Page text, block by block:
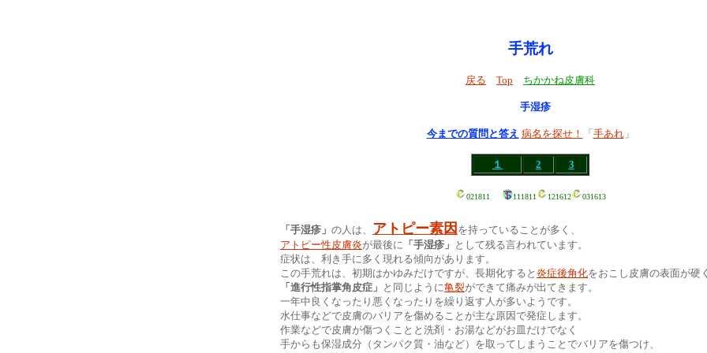
手荒れ
戻る Top ちかかね皮膚科
手湿疹
今までの質問と答え 病名を探せ！ 「 手あれ」
１ 2 3
021811 111811 121612 031613
「手湿疹」 の人は、 アトピー素因 を持っていることが多く、
アトピー性皮膚炎が最後に 「手湿疹」 として残る言われています。
症状は、利き手に多く現れる傾向があります。
この手荒れは、初期はかゆみだけですが、長期化すると 炎症後角化をおこし皮膚の表面が硬
「進行性指掌角皮症」 と同じように亀裂ができて痛みが出てきます。
一年中良くなったり悪くなったりを繰り返す人が多いようです。
水仕事などで皮膚のバリアを傷めることが主な原因で発症します。
作業などで皮膚が傷つくことと洗剤・お湯などがお皿だけでなく
手からも保湿成分（タンパク質・油など）を取ってしまうことでバリアを傷つけ、